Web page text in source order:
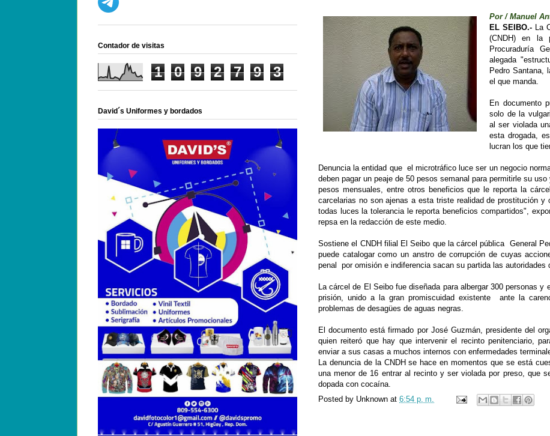
Por / Manuel
EL SEIBO.- La
(CNDH) en la
Procuraduría
alegada
Pedro Santana,
el que manda.
En documento
solo de la
al ser violada
esta drogada,
lucran los que
Denuncia la entidad que el microtráfico luce ser un negocio
deben pagar un peaje de 50 pesos semanal para permitirle su
pesos mensuales, entre otros beneficios que le reporta la
carcelarias no son ajenas a esta triste realidad de prostitución
todas luces la tolerancia le reporta beneficios compartidos",
repsa en la redacción de este medio.
Sostiene el CNDH filial El Seibo que la cárcel pública General
puede catalogar como un anstro de corrupción de cuyas
penal por omisión e indiferencia sacan su partida las autoridades
La cárcel de El Seibo fue diseñada para albergar 300 personas y
prisión, unido a la gran promiscuidad existente ante la
problemas de desagües de aguas negras.
El documento está firmado por José Guzmán, presidente del
quien reiteró que hay que intervenir el recinto penitenciario,
enviar a sus casas a muchos internos con enfermedades
La denuncia de la CNDH se hace en momentos que se está
una menor de 16 entrar al recinto y ser violada por preso, que
dopada con cocaína.
Posted by Unknown at 6:54 p. m.
Contador de visitas
1 0 9 2 7 9 3
David´s Uniformes y bordados